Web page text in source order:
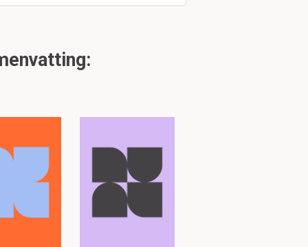
de
sterker